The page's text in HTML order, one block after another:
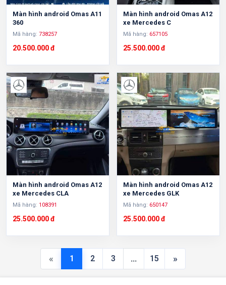
Màn hình android Omas A11
360
Mã hàng: 738257
20.500.000 đ
Màn hình android Omas A12
xe Mercedes C
Mã hàng: 657105
25.500.000 đ
Màn hình android Omas A12
xe Mercedes CLA
Mã hàng: 108391
25.500.000 đ
Màn hình android Omas A12
xe Mercedes GLK
Mã hàng: 650147
25.500.000 đ
« 1 2 3 … 15 »